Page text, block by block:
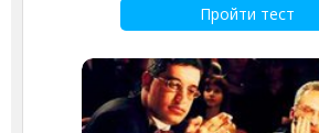
Пройти тест